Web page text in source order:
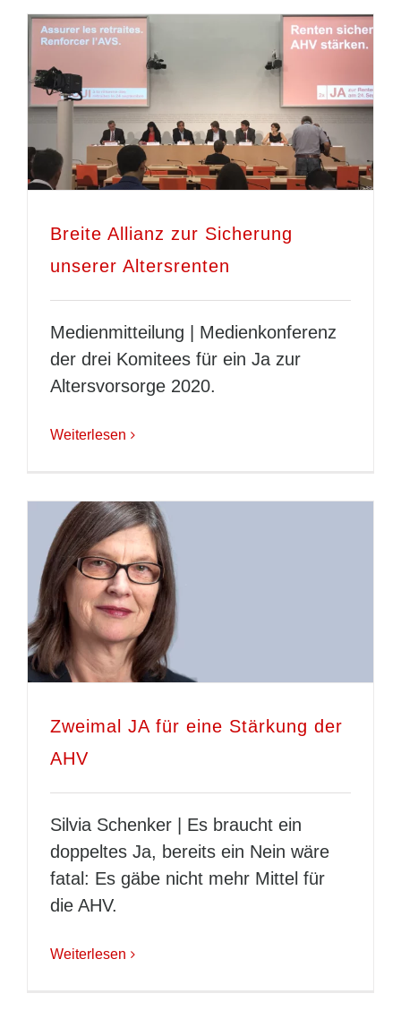
Breite Allianz zur Sicherung
unserer Altersrenten
Medienmitteilung | Medienkonferenz
der drei Komitees für ein Ja zur
Altersvorsorge 2020.
Weiterlesen
Zweimal JA für eine Stärkung der
AHV
Silvia Schenker | Es braucht ein
doppeltes Ja, bereits ein Nein wäre
fatal: Es gäbe nicht mehr Mittel für
die AHV.
Weiterlesen